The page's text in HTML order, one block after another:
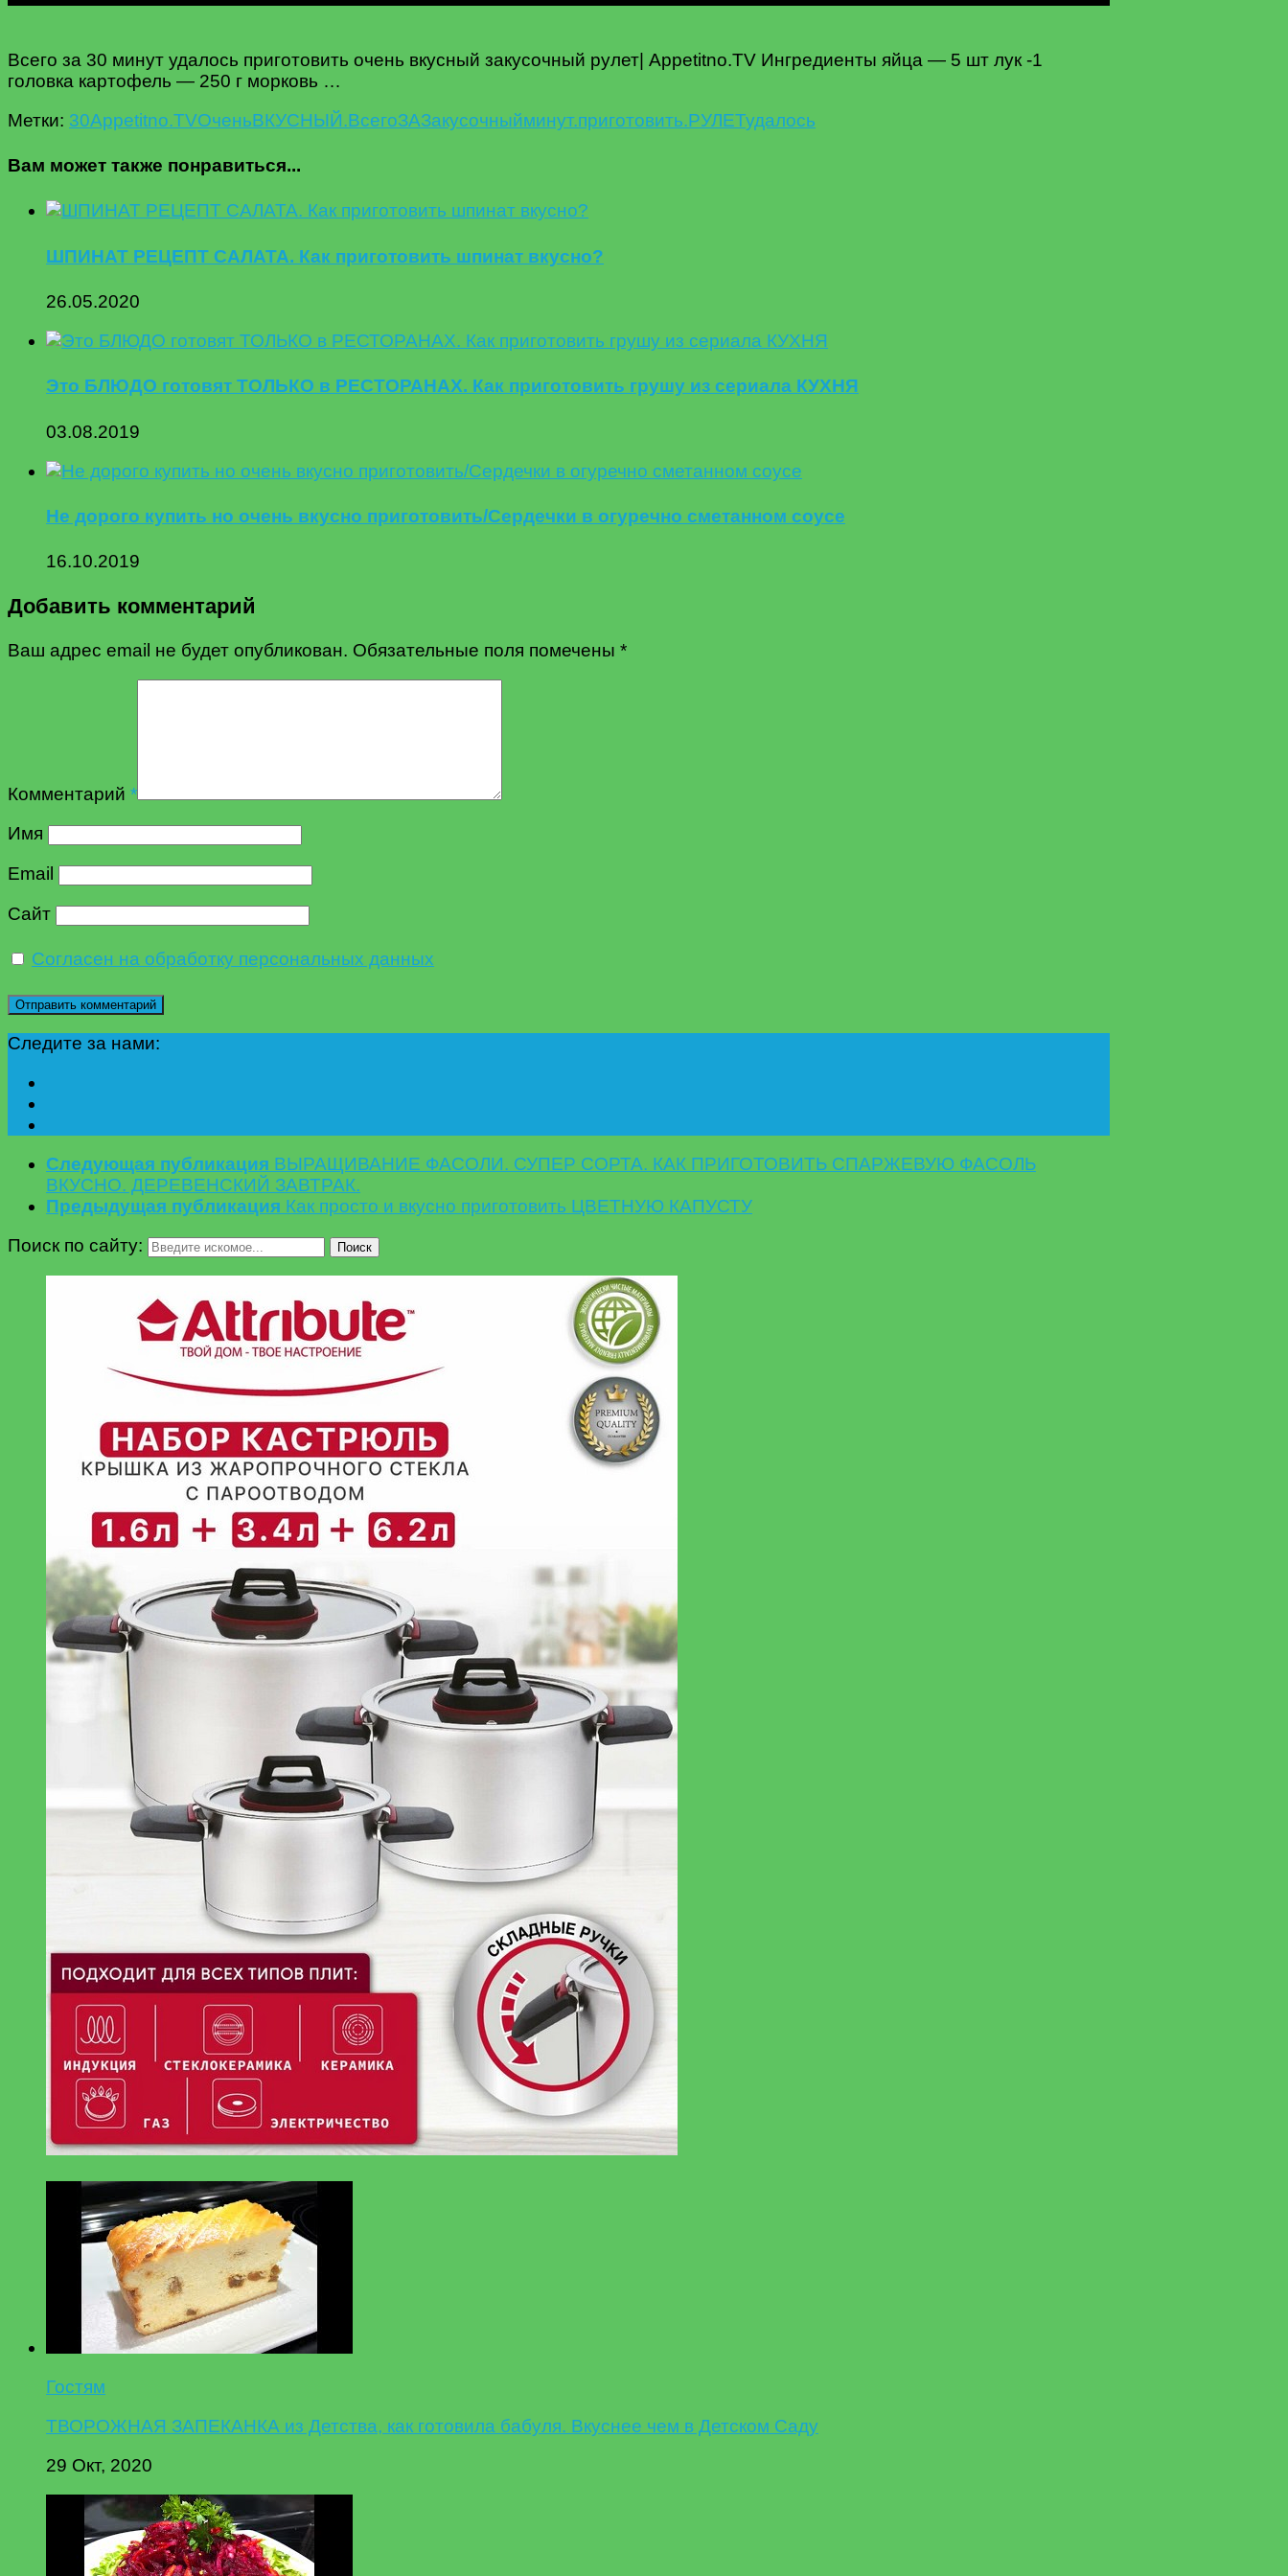
Всего за 30 минут удалось приготовить очень вкусный закусочный рулет| Appetitno.TV Ингредиенты яйца — 5 шт лук -1
головка картофель — 250 г морковь …
Метки: 30Appetitno.TVOченьВКУСНЫЙ.ВсегоЗАЗакусочныйминут.приготовить.РУЛЕТудалось
Вам может также понравиться...
ШПИНАТ РЕЦЕПТ САЛАТА. Как приготовить шпинат вкусно?
26.05.2020
Это БЛЮДО готовят ТОЛЬКО в РЕСТОРАНАХ. Как приготовить грушу из сериала КУХНЯ
03.08.2019
Не дорого купить но очень вкусно приготовить/Сердечки в огуречно сметанном соусе
16.10.2019
Добавить комментарий
Ваш адрес email не будет опубликован. Обязательные поля помечены *
Комментарий *
Имя
Email
Сайт
Согласен на обработку персональных данных
Следите за нами:
Следующая публикация ВЫРАЩИВАНИЕ ФАСОЛИ. СУПЕР СОРТА. КАК ПРИГОТОВИТЬ СПАРЖЕВУЮ ФАСОЛЬ
ВКУСНО. ДЕРЕВЕНСКИЙ ЗАВТРАК.
Предыдущая публикация Как просто и вкусно приготовить ЦВЕТНУЮ КАПУСТУ
Поиск по сайту:
Поиск
Гостям
ТВОРОЖНАЯ ЗАПЕКАНКА из Детства, как готовила бабуля. Вкуснее чем в Детском Саду
29 Окт, 2020